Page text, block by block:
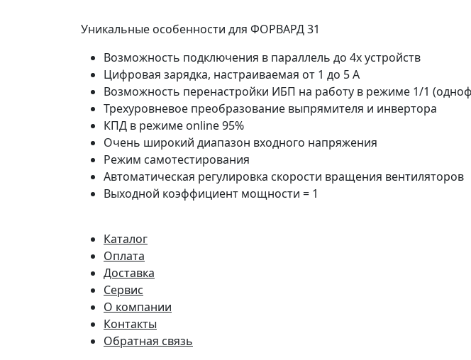
Уникальные особенности для ФОРВАРД 31
Возможность подключения в параллель до 4х устройств
Цифровая зарядка, настраиваемая от 1 до 5 А
Возможность перенастройки ИБП на работу в режиме 1/1
Трехуровневое преобразование выпрямителя и инвертора
КПД в режиме online 95%
Очень широкий диапазон входного напряжения
Режим самотестирования
Автоматическая регулировка скорости вращения вентиляторов
Выходной коэффициент мощности = 1
Каталог
Оплата
Доставка
Сервис
О компании
Контакты
Обратная связь